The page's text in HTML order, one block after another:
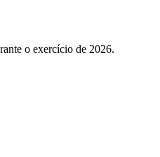
o exercício de 2026.